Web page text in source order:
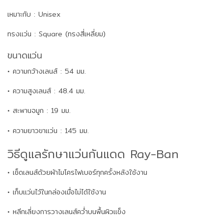
เหมาะกับ : Unisex
ทรงแว่น : Square (ทรงสี่เหลี่ยม)
ขนาดแว่น
• ความกว้างเลนส์ : 54 มม.
• ความสูงเลนส์ : 48.4 มม.
• สะพานจมูก : 19 มม.
• ความยาวขาแว่น : 145 มม.
วิธีดูแลรักษาแว่นกันแดด Ray-Ban
• เช็ดเลนส์ด้วยผ้าไมโครไฟเบอร์ทุกครั้งหลังใช้งาน
• เก็บแว่นไว้ในกล่องเมื่อไม่ได้ใช้งาน
• หลีกเลี่ยงการวางเลนส์คว่ำบนพื้นผิวแข็ง